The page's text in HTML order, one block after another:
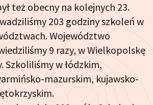
też obecny na kolejnych 23.
203 godziny szkoleń w
Województwo
9 razy, w Wielkopolskę
Szkoliliśmy w łódzkim,
mazurskim, kujawsko-